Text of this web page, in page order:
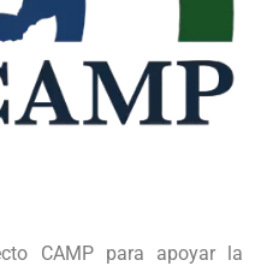
CAMP para apoyar la